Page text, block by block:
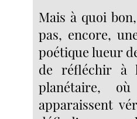
Mais à quoi
pas, encore,
poétique lueur
de réfléchir à
planétaire,
apparaissent